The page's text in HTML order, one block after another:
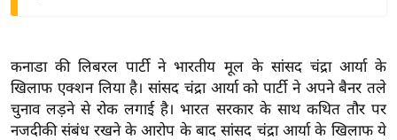
वि
शे
ष
ज्ञ
कनाडा की लिबरल पार्टी ने भारतीय मूल के सांसद चंद्रा आर्या के
खिलाफ एक्शन लिया है। सांसद चंद्रा आर्या को पार्टी ने अपने बैनर तले
चुनाव लड़ने से रोक लगाई है। भारत सरकार के साथ कथित तौर पर
नजदीकी संबंध रखने के आरोप के बाद सांसद चंद्रा आर्या के खिलाफ ये